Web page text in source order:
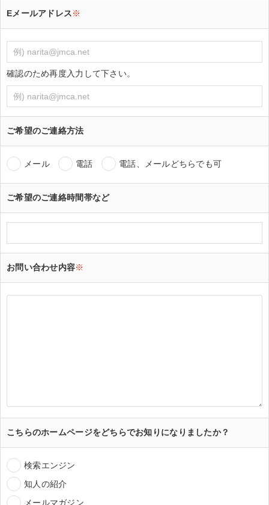
Eメールアドレス※
確認のため再度入力して下さい。
ご希望のご連絡方法
メール 電話 電話、メールどちらでも可
ご希望のご連絡時間帯など
お問い合わせ内容※
こちらのホームページをどちらでお知りになりましたか？
検索エンジン
知人の紹介
メールマガジン